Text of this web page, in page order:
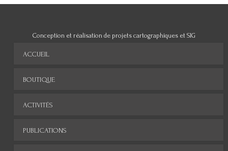
Conception et réalisation de projets cartographiques et SIG
ACCUEIL
BOUTIQUE
ACTIVITÉS
PUBLICATIONS